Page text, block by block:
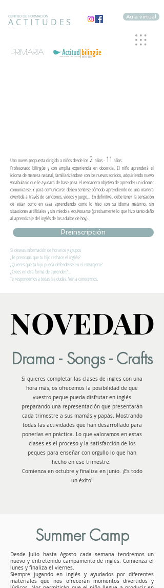
CENTRO DE FORMACIÓN
ACTITUDES Aula virtual
primaria
Una nueva propuesta dirigida a niños desde los 2 años - 11 años.
Profesorado bilingüe y con amplia experiencia en docencia. El niño aprenderá el
idioma de manera natural, familiarizándose con los nuevos sonidos, adquiriendo nuevo
vocabulario que le ayudará de base para el verdadero objetivo de aprender un idioma:
comunicarse. Y para comunicarse deben sentirse cómodo aprendiendo de una manera
divertida a través de canciones, vídeos y juego... En definitiva, debe tener la sensación
de estar como en casa aprendiendo como lo hizo con su idioma materno, sin
situaciones artificiales y sin miedo a equivocarse (precisamente lo que hizo tanto daño
al aprendizaje del inglés de los adultos de hoy).
Preinscripción
Si deseas información de horarios y grupos
¿Te preocupa que tu hijo rechace el inglés?
¿Quieres que tu hijo pueda defenderse en el extranjero?
¿Crees en otra forma de aprender?...
Te respondemos a todas las dudas. Ven a conocernos.
NOVEDAD
NOVEDAD
Drama - Songs - Crafts
Si quieres completar las clases de ingles con una
hora más, os ofrecemos la posibilidad de que
vuestro peque pueda disfrutar en inglés
preparando una representación que presentarán
cada trimestre a sus mamás y papás. Mostrando
todas las actividades que han desarrollado para
ponerlas en práctica. Lo que valoramos en estas
clases es el proceso y la satisfacción de los
peques para enseñar con orgullo lo que han
hecho en ese trimestre.
Comienza en octubre y finaliza en junio. ¡Es todo
un éxito!
Summer Camp
Desde Julio hasta Agosto cada semana tendremos un
nuevo y entretenido campamento de inglés. Comienza el
lunes y finaliza el viernes.
Siempre jugando en inglés y ayudados por diferentes
materiales que nos ofrecerán momentos divertidos y